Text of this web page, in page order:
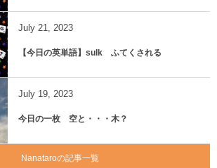
July 21, 2023
【今日の英単語】sulk ふてくされる
July 19, 2023
今日の一枚 空と・・・木？
Nanataroの記事一覧